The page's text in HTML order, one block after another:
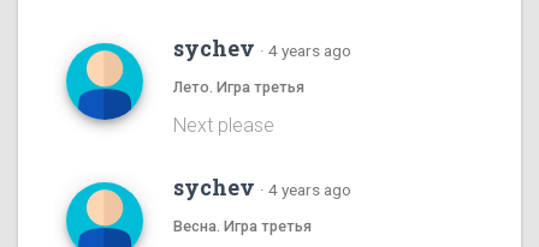
sychev · 4 years ago
Лето. Игра третья
Next please
sychev · 4 years ago
Весна. Игра третья